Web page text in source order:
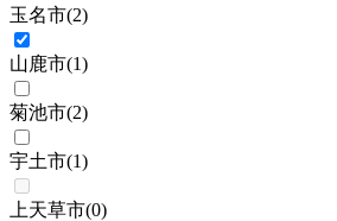
玉名市(2)
山鹿市(1)
菊池市(2)
宇土市(1)
上天草市(0)